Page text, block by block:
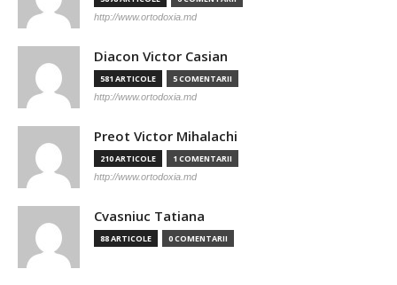
http://www.ortodoxia.md
Diacon Victor Casian
581 ARTICOLE 5 COMENTARII
http://www.ortodoxia.md
Preot Victor Mihalachi
210 ARTICOLE 1 COMENTARII
http://www.ortodoxia.md
Cvasniuc Tatiana
88 ARTICOLE 0 COMENTARII